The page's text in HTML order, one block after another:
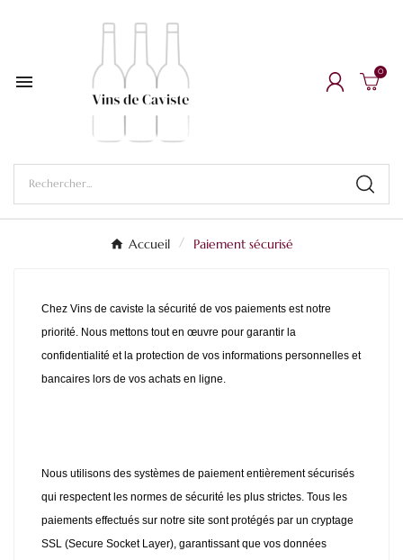
 0
Accueil Paiement sécurisé
Chez Vins de caviste la sécurité de vos paiements est notre
priorité. Nous mettons tout en œuvre pour garantir la
confidentialité et la protection de vos informations personnelles et
bancaires lors de vos achats en ligne.
Nous utilisons des systèmes de paiement entièrement sécurisés
qui respectent les normes de sécurité les plus strictes. Tous les
paiements effectués sur notre site sont protégés par un cryptage
SSL (Secure Socket Layer), garantissant que vos données